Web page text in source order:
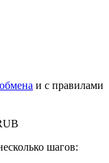
и с правилами
шагов: